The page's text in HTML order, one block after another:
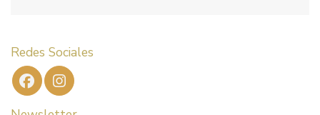
Redes Sociales